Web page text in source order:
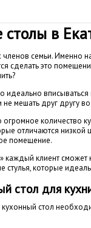
в
семьи. Именно
сделать это
идеально
не мешать друг другу
количество
отличаются
помещение.
каждый клиент
стулья, которые
стол для
стол